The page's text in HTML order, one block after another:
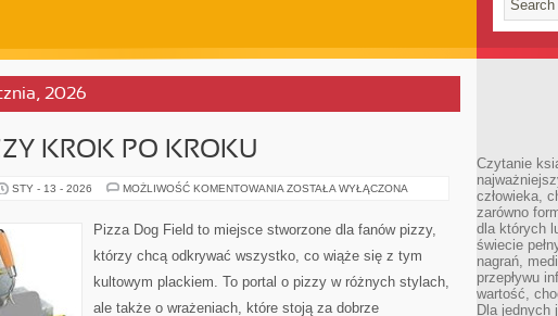
2026
KROK PO KROKU
STY - 13 - 2026 MOŻLIWOŚĆ KOMENTOWANIA SZKOŁA
KROKU
ZOSTAŁA WYŁĄCZONA
Pizza Dog Field to miejsce stworzone dla fanów pizzy,
którzy chcą odkrywać wszystko, co wiąże się z tym
kultowym plackiem. To portal o pizzy w różnych stylach,
ale także o wrażeniach, które stoją za dobrze
Czytanie
człowieka,
zarówno
dla których
świecie
nagrań,
przepływu
wartość,
Dla jednych